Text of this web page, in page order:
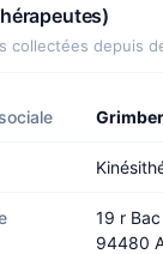
collectées depuis
19 r Bac
94480